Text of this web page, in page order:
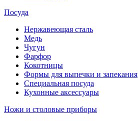
Посуда
Нержавеющая сталь
Медь
Чугун
Фарфор
Кокотницы
Формы для выпечки и запекания
Специальная посуда
Кухонные аксессуары
Ножи и столовые приборы